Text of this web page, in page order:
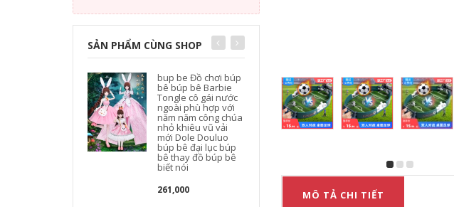
SẢN PHẨM CÙNG SHOP
bup be Đồ chơi búp
bê búp bê Barbie
Tongle cô gái nước
ngoài phù hợp với
năm năm công chúa
nhỏ khiêu vũ vải
mới Dole Douluo
búp bê đại lục búp
bê thay đồ búp bê
biết nói
261,000
Đồ chơi đá bóng 2
người Trẻ em chơi
đồ chơi bóng đá
trên máy tính để
bàn câu đố não
tương tác giữa cha
271,000
MÔ TẢ CHI TIẾT